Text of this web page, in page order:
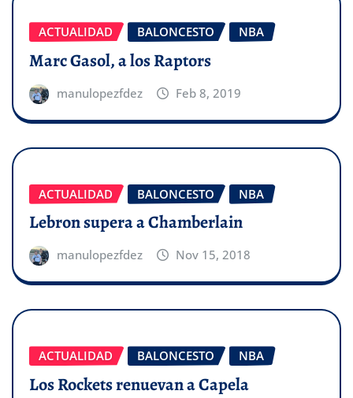
ACTUALIDAD BALONCESTO NBA
Marc Gasol, a los Raptors
manulopezfdez Feb 8, 2019
ACTUALIDAD BALONCESTO NBA
Lebron supera a Chamberlain
manulopezfdez Nov 15, 2018
ACTUALIDAD BALONCESTO NBA
Los Rockets renuevan a Capela